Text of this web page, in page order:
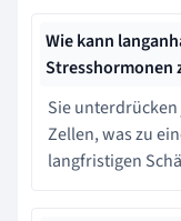
Wie kann
Stresshormonen
Sie
Zellen, was zu
langfristigen